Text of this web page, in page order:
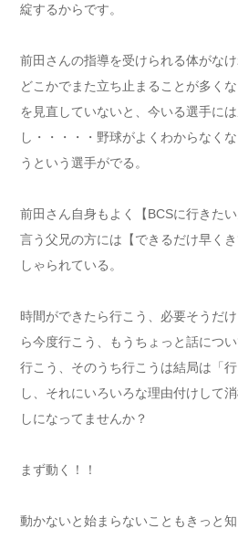
綻するからです。
前田さんの指導を受けられる体がな
どこかでまた立ち止まることが多く
を見直していないと、今いる選手に
し・・・・・野球がよくわからなく
うという選手がでる。
前田さん自身もよく【BCSに行きた
言う父兄の方には【できるだけ早く
しゃられている。
時間ができたら行こう、必要そうだ
ら今度行こう、もうちょっと話につ
行こう、そのうち行こうは結局は「
し、それにいろいろな理由付けして
しになってませんか？
まず動く！！
動かないと始まらないこともきっと